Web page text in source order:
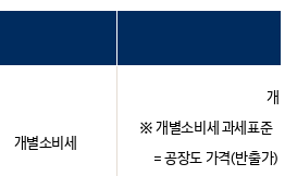
개별소비세
개별
※ 개별소비세 과세표준
= 공장도 가격(반출가) -